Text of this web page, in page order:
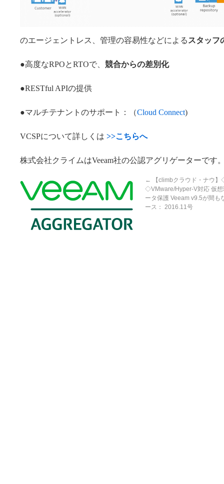
のエージェントレス、管理の容易性などによる スタッフ
●高度なRPOとRTOで、 競合からの差別化
●RESTful APIの提供
●マルチテナントのサポート：（Cloud Connect)
VCSPについて詳しくは >>こちらへ
株式会社クライムはVeeam社の公認アグリゲーターです
←
【climbクラウド・ナウ
◇VMware/Hyper-V対応 仮想
ータ保護 Veeam v9.5が間も
ース： 2016.11号